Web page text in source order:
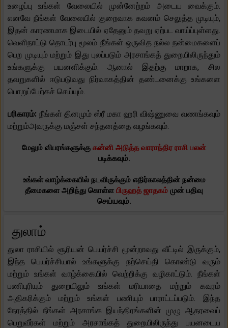
உழைப்பு உங்கள் வேலையில் முன்னேற்றம் அடைய வைக்கும்.
எனவே நீங்கள் வேலையில் குறைவாக கவனம் செலுத்த முடியும்,
இதன் காரணமாக இடையில் ஏதேனும் தவறு ஏற்பட வாய்ப்புள்ளது.
வெளிநாட்டு தொடர்பு மூலம் நீங்கள் ஒருவித நல்ல நன்மைகளைப்
பெற முடியும் மற்றும் இது புலப்படும் அரசாங்கத் துறையிலிருந்தும்
உங்களுக்கு பயனளிக்கும். ஆனால் இதற்கு மாறாக, சில
தவறுகளில் ஈடுபடுவது நிர்வாகத்தின் தண்டனைக்கு உங்களை
பொறுப்பேற்கச் செய்யும்.
பரிகாரம்: நீங்கள் தினமும் ஸ்ரீ மகா ஹரி விஷ்ணுவை வணங்கவும்
மற்றும்அவருக்கு மஞ்சள் சந்தனத்தை வழங்கவும்.
மேலும் விபரங்களுக்கு கன்னி அடுத்த வாராந்திர ராசி பலன்
படிக்கவும்.
உங்கள் வாழ்க்கையில் நடவிருக்கும் எதிர்காலத்தின் நன்மை
தீமைகளை அறிந்து கொள்ள பிருஹத் ஜாதகம் முன் பதிவு
செய்யவும்.
துலாம்
துலா ராசியில் சூரியன் பெயர்ச்சி மூன்றாவது வீட்டில் இருக்கும்,
இந்த பெயர்ச்சியால் உங்களுக்கு நற்செய்தி கொண்டு வரும்
மற்றும் உங்கள் வாழ்க்கையில் வெற்றிக்கு வழிகாட்டும். நீங்கள்
பணிபுரியும் துறையிலும் உங்கள் மரியாதை மற்றும் கவுரம்
அதிகரிக்கும் மற்றும் உங்கள் பணியும் பாராட்டப்படும். இந்த
நேரத்தில் நீங்கள் அரசாங்க இயந்திரங்களின் முழு ஆதரவைப்
பெறுவீர்கள் மற்றும் அரசாங்கத் துறையிலிருந்து பயனடைய